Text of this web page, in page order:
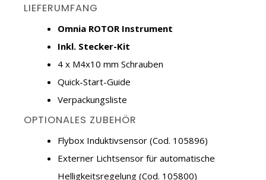
LIEFERUMFANG
Omnia ROTOR Instrument
Inkl. Stecker-Kit
4 x M4x10 mm Schrauben
Quick-Start-Guide
Verpackungsliste
OPTIONALES ZUBEHÖR
Flybox Induktivsensor (Cod. 105896)
Externer Lichtsensor für automatische
Helligkeitsregelung (Cod. 105800)